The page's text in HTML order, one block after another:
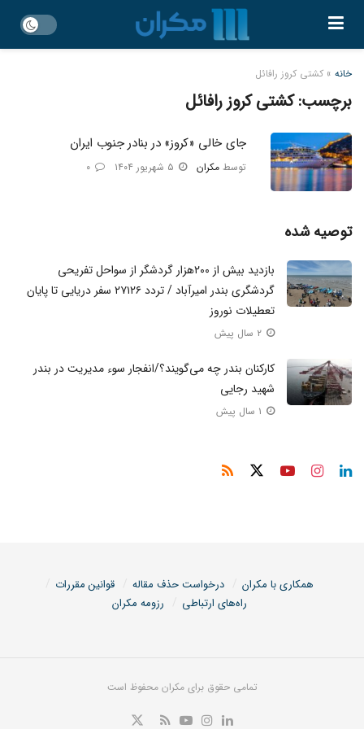
خانه » کشتی کروز رافائل
برچسب:کشتی کروز رافائل
جای خالی «کروز» در بنادر جنوب ایران
توسط مکران
توصیه شده
بازدید بیش از ۲۰۰هزار گردشگر از سواحل تفریحی
گردشگری بندر امیرآباد / تردد ۲۷۱۲۶ سفر دریایی تا پایان
تعطیلات نوروز
کارکنان بندر چه می‌گویند؟/انفجار سوء مدیریت در بندر
شهید رجایی
همکاری با مکران درخواست حذف مقاله
قوانین مقررات
راه‌های ارتباطی
رزومه مکران
تمامی حقوق برای مکران محفوظ است